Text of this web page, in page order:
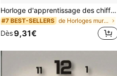
Horloge d'apprentissage des chiffres colorée pour enfants, horloge quartz silencieuse ronde de 20 à 30 cm, fonctionnant sur pile AA - convient pour la chambre, la chambre d'enfant, le salon, la décoration de la classe et les cadeaux (piles non incluses) Décoration d'intérieur
#7 BEST-SELLERS de Horloges murales
Dès9,31€